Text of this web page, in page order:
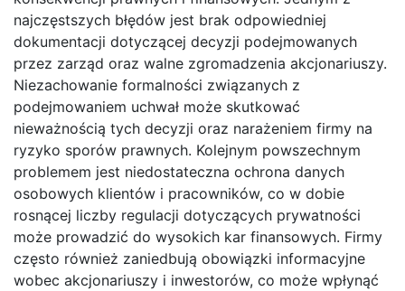
najczęstszych błędów jest brak odpowiedniej
dokumentacji dotyczącej decyzji podejmowanych
przez zarząd oraz walne zgromadzenia akcjonariuszy.
Niezachowanie formalności związanych z
podejmowaniem uchwał może skutkować
nieważnością tych decyzji oraz narażeniem firmy na
ryzyko sporów prawnych. Kolejnym powszechnym
problemem jest niedostateczna ochrona danych
osobowych klientów i pracowników, co w dobie
rosnącej liczby regulacji dotyczących prywatności
może prowadzić do wysokich kar finansowych. Firmy
często również zaniedbują obowiązki informacyjne
wobec akcjonariuszy i inwestorów, co może wpłynąć